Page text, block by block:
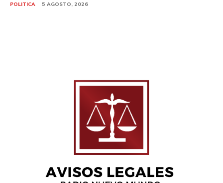
POLITICA 5 AGOSTO, 2026